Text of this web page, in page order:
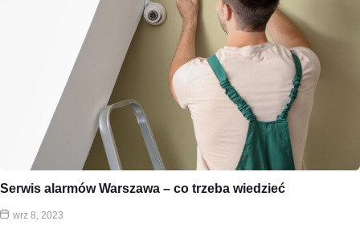
Serwis alarmów Warszawa – co trzeba wiedzieć
wrz 8, 2023